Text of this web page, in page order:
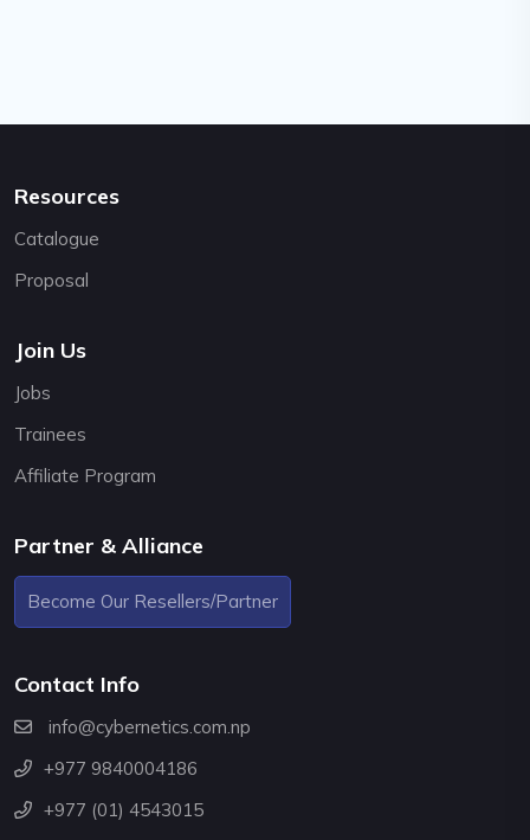
Resources
Catalogue
Proposal
Join Us
Jobs
Trainees
Affiliate Program
Partner & Alliance
Become Our Resellers/Partner
Contact Info
info@cybernetics.com.np
+977 9840004186
+977 (01) 4543015